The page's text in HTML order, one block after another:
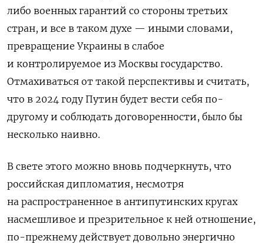
либо военных гарантий со стороны третьих
стран, и все в таком духе — иными словами,
превращение Украины в слабое
и контролируемое из Москвы государство.
Отмахиваться от такой перспективы и считать,
что в 2024 году Путин будет вести себя по-
другому и соблюдать договоренности, было бы
несколько наивно.
В свете этого можно вновь подчеркнуть, что
российская дипломатия, несмотря
на распространенное в антипутинских кругах
насмешливое и презрительное к ней отношение,
по-прежнему действует довольно энергично